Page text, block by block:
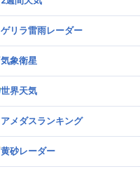
ゲリラ雷雨レーダー
気象衛星
世界天気
アメダスランキング
黄砂レーダー